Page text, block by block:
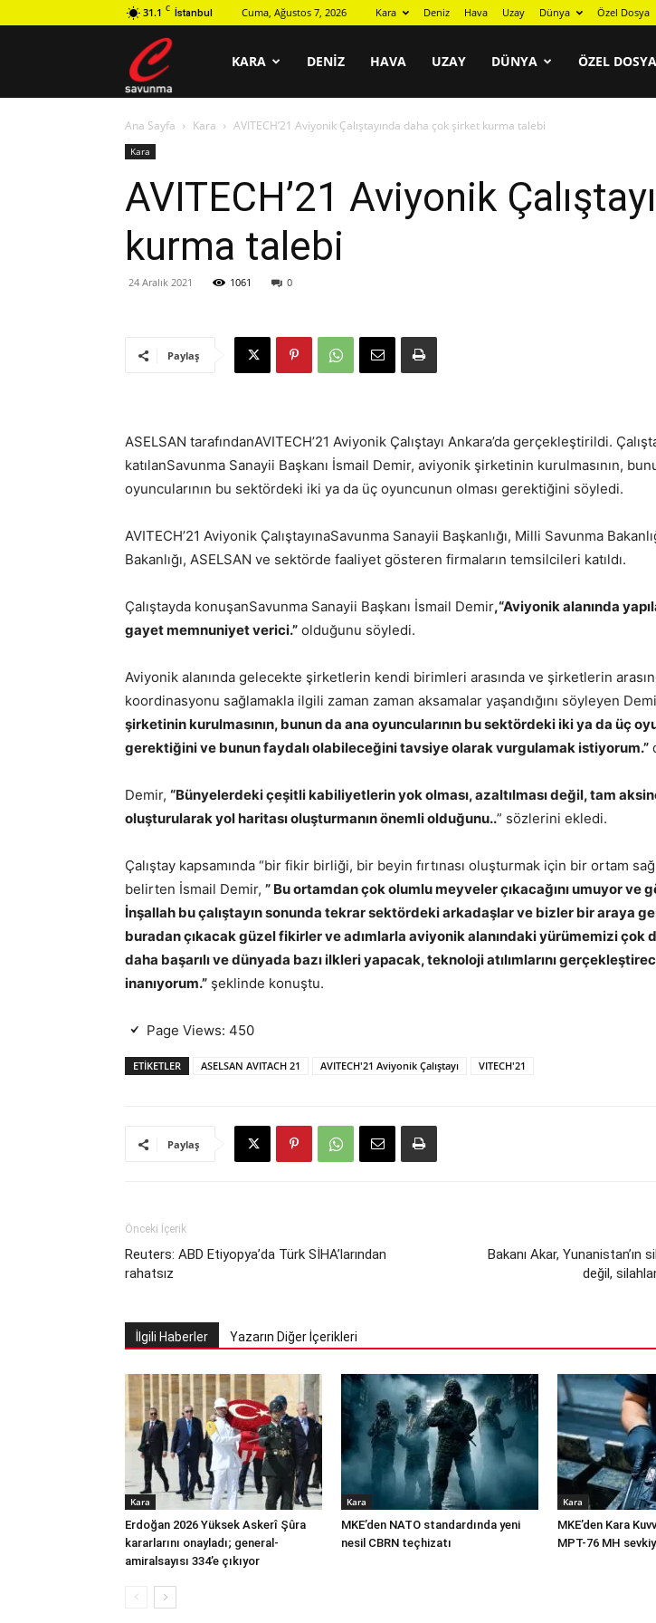
31.1 C İstanbul Cuma, Ağustos 7, 2026 Kara Deniz Hava Uzay Dünya Özel Dosya
savunma
KARA DENIZ HAVA UZAY DÜNYA ÖZEL DOSYA
Ana Sayfa Kara AVITECH’21 Aviyonik Çalıştayında daha çok şirket kurma talebi
Kara
AVITECH’21 Aviyonik
kurma talebi
24 Aralık 2021 1061 0
Paylaş
ASELSAN tarafındanAVITECH’21 Aviyonik Çalıştayı Ankara’da gerçekleştirildi.
katılanSavunma Sanayii Başkanı İsmail Demir, aviyonik şirketinin kurulmasının,
oyuncularının bu sektördeki iki ya da üç oyuncunun olması gerektiğini söyledi.
AVITECH’21 Aviyonik ÇalıştayınaSavunma Sanayii Başkanlığı, Milli Savunma
Bakanlığı, ASELSAN ve sektörde faaliyet gösteren firmaların temsilcileri katıldı.
Çalıştayda konuşanSavunma Sanayii Başkanı İsmail Demir,“Aviyonik alanında
gayet memnuniyet verici.” olduğunu söyledi.
Aviyonik alanında gelecekte şirketlerin kendi birimleri arasında ve şirketlerin
koordinasyonu sağlamakla ilgili zaman zaman aksamalar yaşandığını söyleyen
şirketinin kurulmasının, bunun da ana oyuncularının bu sektördeki iki ya da üç
gerektiğini ve bunun faydalı olabileceğini tavsiye olarak vurgulamak istiyorum.”
Demir, “Bünyelerdeki çeşitli kabiliyetlerin yok olması, azaltılması değil, tam
oluşturularak yol haritası oluşturmanın önemli olduğunu..” sözlerini ekledi.
Çalıştay kapsamında “bir fikir birliği, bir beyin fırtınası oluşturmak için bir ortam
belirten İsmail Demir, ” Bu ortamdan çok olumlu meyveler çıkacağını umuyor ve
İnşallah bu çalıştayın sonunda tekrar sektördeki arkadaşlar ve bizler bir araya
buradan çıkacak güzel fikirler ve adımlarla aviyonik alanındaki yürümemizi çok
daha başarılı ve dünyada bazı ilkleri yapacak, teknoloji atılımlarını
inanıyorum.” şeklinde konuştu.
Page Views: 450
ETIKETLER ASELSAN AVITACH 21 AVITECH'21 Aviyonik Çalıştayı VITECH'21
Paylaş
Önceki İçerik
Reuters: ABD Etiyopya’da Türk SİHA’larından
rahatsız
Bakanı Akar, Yunanistan’ın
değil,
İlgili Haberler Yazarın Diğer İçerikleri
Kara
Erdoğan 2026 Yüksek Askerî Şûra
kararlarını onayladı; general-
amiralsayısı 334’e çıkıyor
Kara
MKE’den NATO standardında yeni
nesil CBRN teçhizatı
Kara
MKE’den Kara
MPT-76 MH